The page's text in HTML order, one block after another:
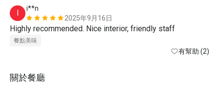
I
i**n
2025年9月16日
餐點美味
有幫助 (2)
關於餐廳